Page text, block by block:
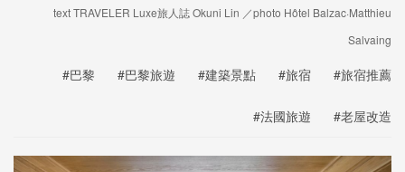
text TRAVELER Luxe旅人誌 Okuni Lin ／photo Hôtel Balzac·Matthieu
Salvaing
#巴黎 #巴黎旅遊 #建築景點 #旅宿 #旅宿推薦
#法國旅遊 #老屋改造